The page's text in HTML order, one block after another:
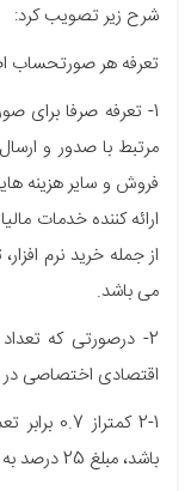
شرح زیر تصویب کرد:
تعرفه هر صورتحساب اصلی مبلغ 625
1- تعرفه صرفا برای
مرتبط با صدور و
فروش و سایر هزینه
ارائه کننده خدمات
از جمله خرید نرم
می باشد.
2- درصورتی که
اقتصادی اختصاصی
باشد، مبلغ 25 درصد به تعرفه اضافه می شود.